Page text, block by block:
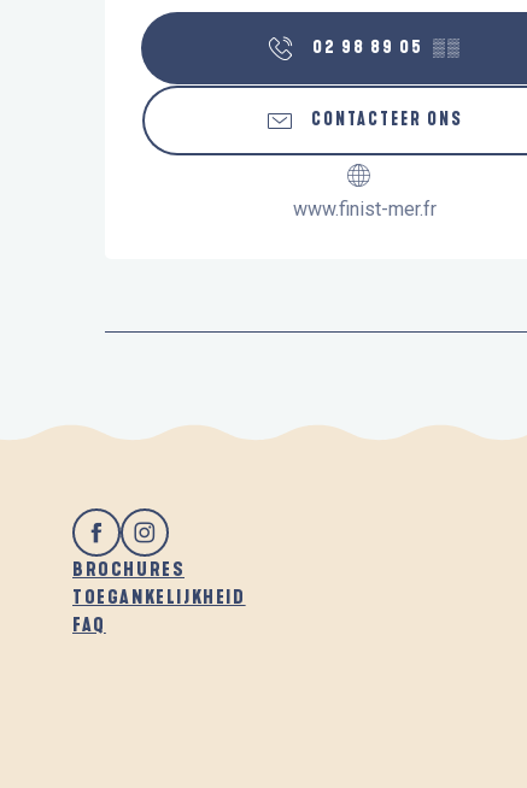
02 98 89 05 ▒▒
CONTACTEER ONS
www.finist-mer.fr
BROCHURES
TOEGANKELIJKHEID
FAQ